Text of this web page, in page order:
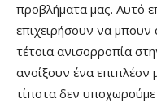
προβλήματα μας. Αυτό
επιχειρήσουν να μπουν
τέτοια ανισορροπία
ανοίξουν ένα επιπλέον
τίποτα δεν